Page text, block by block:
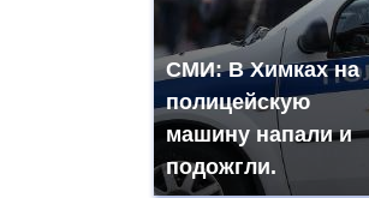
СМИ: В Химках на
полицейскую
машину напали и
подожгли.